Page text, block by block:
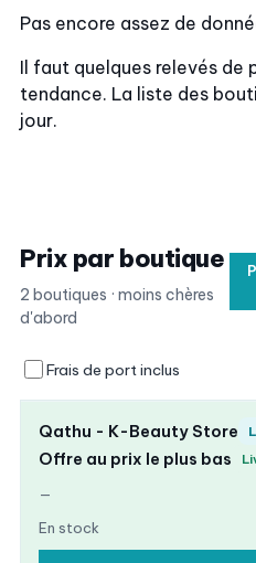
Pas encore assez de
Il faut quelques relevés de
tendance. La liste des
jour.
Prix par boutique
2 boutiques · moins chères
d'abord
Frais de port inclus
Qathu - K-Beauty Store
Offre au prix le plus bas
—
En stock